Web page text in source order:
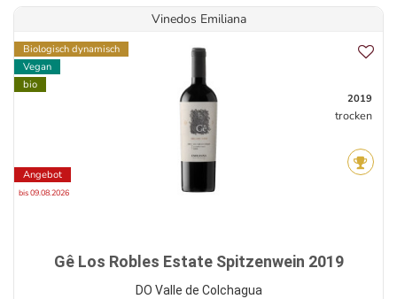
Vinedos Emiliana
Biologisch dynamisch
Vegan
bio
Angebot
bis 09.08.2026
2019
trocken
Gê Los Robles Estate Spitzenwein 2019
DO Valle de Colchagua